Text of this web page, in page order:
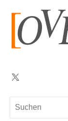
springen
Suchen
Twitter